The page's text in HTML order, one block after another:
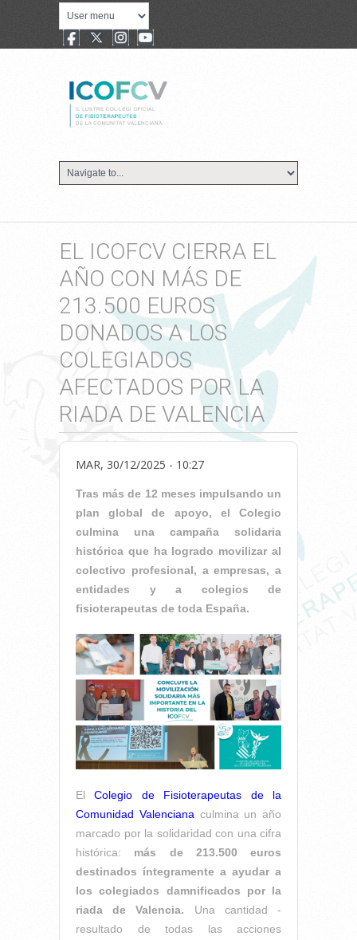
EL ICOFCV CIERRA EL
AÑO CON MÁS DE
213.500 EUROS
DONADOS A LOS
COLEGIADOS
AFECTADOS POR LA
RIADA DE VALENCIA
MAR, 30/12/2025 - 10:27
Tras más de 12 meses impulsando un
plan global de apoyo, el Colegio
culmina una campaña solidaria
histórica que ha logrado movilizar al
colectivo profesional, a empresas, a
entidades y a colegios de
fisioterapeutas de toda España.
ElColegio de Fisioterapeutas de la
Comunidad Valenciana culmina un año
marcado por la solidaridad con una cifra
histórica: más de 213.500 euros
destinados íntegramente a ayudar a
los colegiados damnificados por la
riada de Valencia. Una cantidad -
resultado de todas las acciones